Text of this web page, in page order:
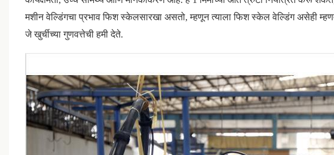
मशीन वेल्डिंगचा प्रभाव फिश स्केलसारखा असतो, म्हणून त्याला फिश स्केल वेल्डिंग असेही
जे खुर्चीच्या गुणवत्तेची हमी देते.